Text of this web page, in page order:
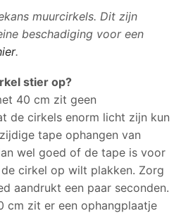
muurcirkels. Dit zijn
beschadiging voor een
.
stier op?
40 cm zit geen
de cirkels enorm licht zijn kun
tape ophangen van
wel goed of de tape is voor
cirkel op wilt plakken. Zorg
aandrukt een paar seconden.
cm zit er een ophangplaatje